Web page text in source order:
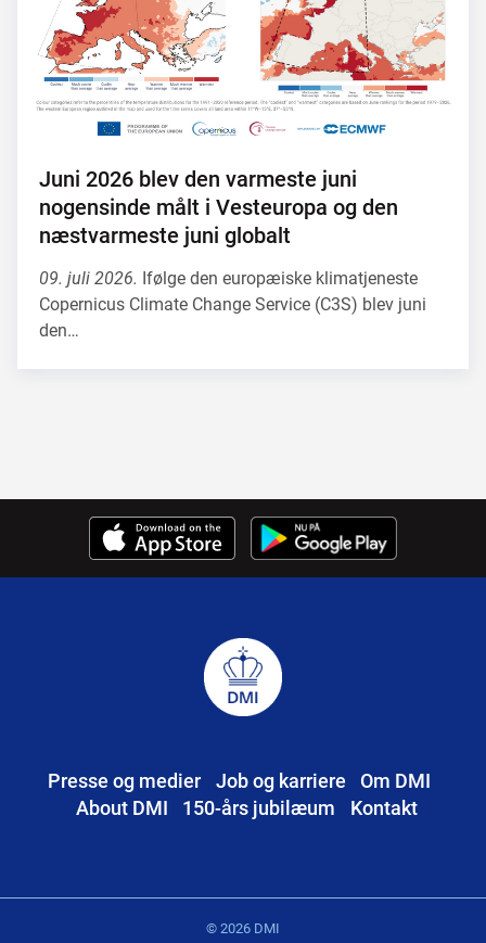
Juni 2026 blev den varmeste juni
nogensinde målt i Vesteuropa og den
næstvarmeste juni globalt
09. juli 2026. Ifølge den europæiske klimatjeneste
Copernicus Climate Change Service (C3S) blev juni
den…
Presse og medier Job og karriere
Om DMI
About DMI
150-års jubilæum Kontakt
© 2026 DMI